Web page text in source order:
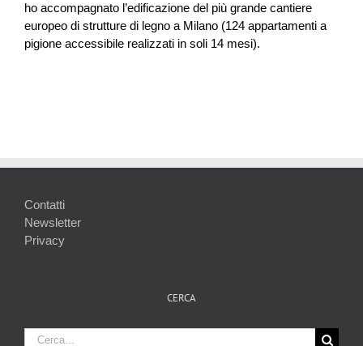
ho accompagnato l’edificazione del più grande cantiere
europeo di strutture di legno a Milano (124 appartamenti a
pigione accessibile realizzati in soli 14 mesi).
Contatti
Newsletter
Privacy
CERCA
Cerca